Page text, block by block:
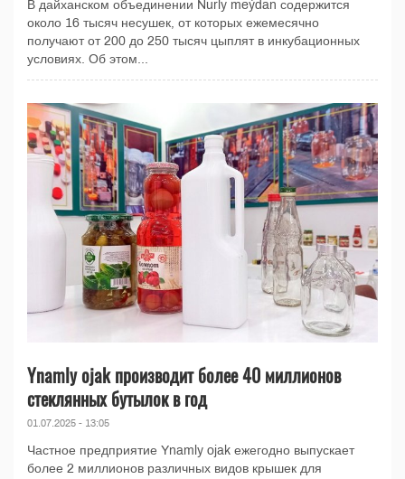
В дайханском объединении Nurly meýdan содержится
около 16 тысяч несушек, от которых ежемесячно
получают от 200 до 250 тысяч цыплят в инкубационных
условиях. Об этом...
Ynamly ojak производит более 40 миллионов
стеклянных бутылок в год
01.07.2025 - 13:05
Частное предприятие Ynamly ojak ежегодно выпускает
более 2 миллионов различных видов крышек для